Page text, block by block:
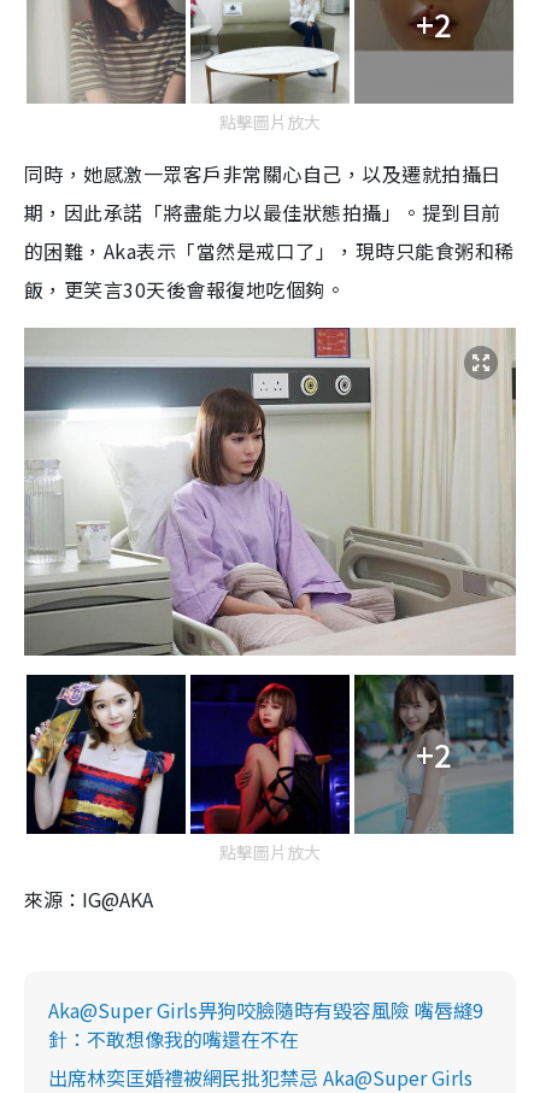
+2
點擊圖片放大
同時，她感激一眾客戶非常關心自己，以及遷就拍攝日
期，因此承諾「將盡能力以最佳狀態拍攝」。提到目前
的困難， Aka表示「當然是戒口了」，現時只能食粥和稀
飯，更笑言30天後會報復地吃個夠。
+2
點擊圖片放大
來源：IG@AKA
Aka@Super Girls畀狗咬臉隨時有毀容風險 嘴唇縫9
針：不敢想像我的嘴還在不在
出席林奕匡婚禮被網民批犯禁忌 Aka@Super Girls